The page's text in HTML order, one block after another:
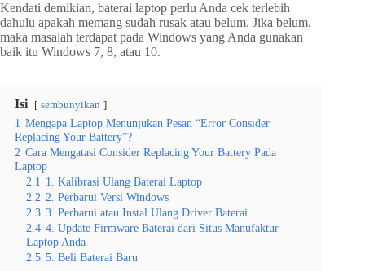
Kendati demikian, baterai laptop perlu Anda cek terlebih
dahulu apakah memang sudah rusak atau belum. Jika belum,
maka masalah terdapat pada Windows yang Anda gunakan
baik itu Windows 7, 8, atau 10.
Isi sembunyikan
1 Mengapa Laptop Menunjukan Pesan “Error Consider
Replacing Your Battery”?
2 Cara Mengatasi Consider Replacing Your Battery Pada
Laptop
2.1 1. Kalibrasi Ulang Baterai Laptop
2.2 2. Perbarui Versi Windows
2.3 3. Perbarui atau Instal Ulang Driver Baterai
2.4 4. Update Firmware Baterai dari Situs Manufaktur
Laptop Anda
2.5 5. Beli Baterai Baru